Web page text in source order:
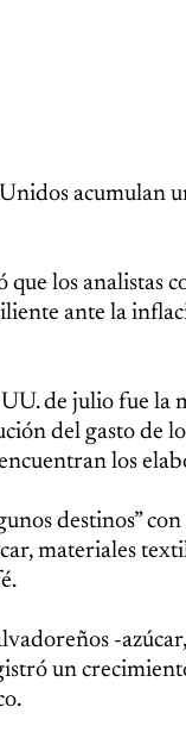
acumulan
que los analistas
ante la
de julio fue la
del gasto de
los
destinos”
materiales
-
un